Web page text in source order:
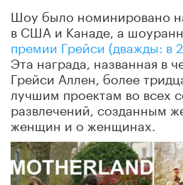
Шоу было номинировано
в США и Канаде, а
премии Грейси (дважды: в
Эта награда, названная в
Грейси Аллен, более
лучшим проектам во всех
развлечений, созданным
женщин и о женщинах.